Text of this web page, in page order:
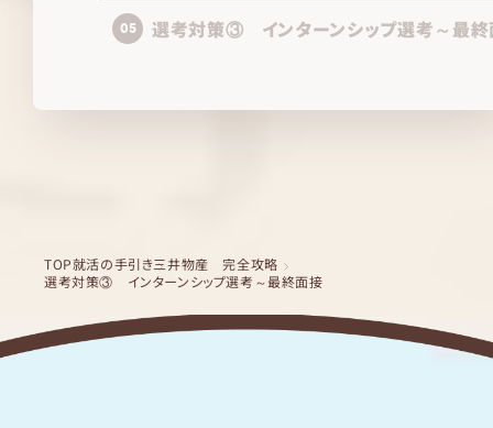
05 選考対策③ インターンシップ選考～最終
TOP就活の手引き三井物産 完全攻略
選考対策③ インターンシップ選考～最終面接